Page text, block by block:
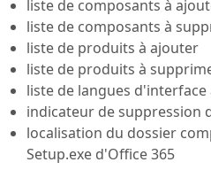
liste de composants à
liste de composants à
liste de produits à ajouter
liste de produits à
liste de langues
indicateur de suppression
localisation du dossier
Setup.exe d'Office 365